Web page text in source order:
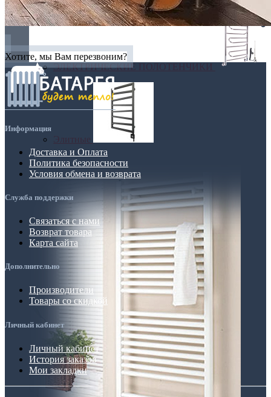
ЭЛЕКТРИЧЕСКИЕ ПОЛОТЕНЧИКИ
Хотите, мы Вам перезвоним?
Информация
Доставка и Оплата
Политика безопасности
Условия обмена и возврата
Служба поддержки
Связаться с нами
Возврат товара
Карта сайта
Дополнительно
Производители
Товары со скидкой
Личный кабинет
Личный кабинет
История заказов
Мои закладки